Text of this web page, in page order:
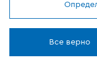
Мы
Где купить
Все верно